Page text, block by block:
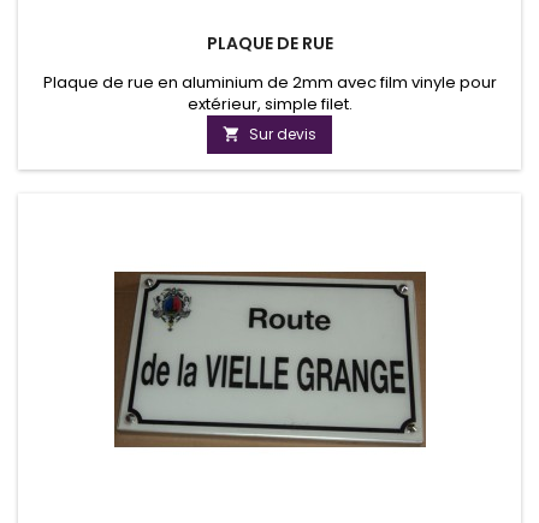
PLAQUE DE RUE
Plaque de rue en aluminium de 2mm avec film vinyle pour
extérieur, simple filet.
 Sur devis